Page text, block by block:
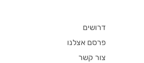
דרושים
פרסם אצלנו
צור קשר